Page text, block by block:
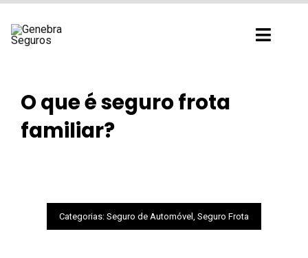
para
O que é seguro frota
familiar?
Categorias: Seguro de Automóvel , Seguro Frota